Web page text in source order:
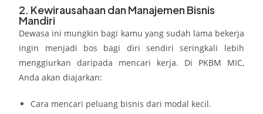
2. Kewirausahaan dan Manajemen Bisnis
Mandiri
Dewasa ini mungkin bagi kamu yang sudah lama bekerja
ingin menjadi bos bagi diri sendiri seringkali lebih
menggiurkan daripada mencari kerja. Di PKBM MIC,
Anda akan diajarkan:
Cara mencari peluang bisnis dari modal kecil.